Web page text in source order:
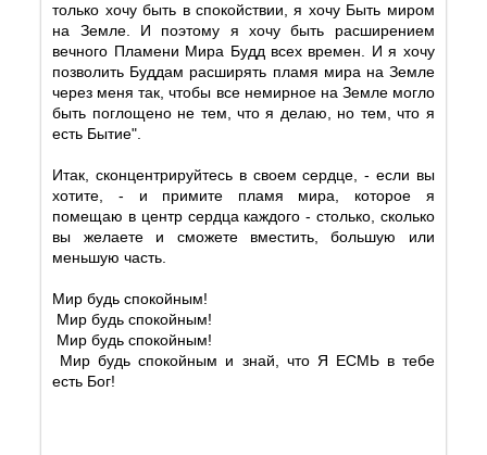
только хочу быть в спокойствии, я хочу Быть миром
на Земле. И поэтому я хочу быть расширением
вечного Пламени Мира Будд всех времен. И я хочу
позволить Буддам расширять пламя мира на Земле
через меня так, чтобы все немирное на Земле могло
быть поглощено не тем, что я делаю, но тем, что я
есть Бытие".
Итак, сконцентрируйтесь в своем сердце, - если вы
хотите, - и примите пламя мира, которое я
помещаю в центр сердца каждого - столько, сколько
вы желаете и сможете вместить, большую или
меньшую часть.
Мир будь спокойным!
Мир будь спокойным!
Мир будь спокойным!
Мир будь спокойным и знай, что Я ЕСМЬ в тебе
есть Бог!